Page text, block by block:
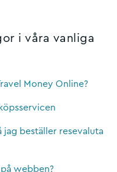
i våra vanliga
Money Online?
jag beställer resevaluta
webben?